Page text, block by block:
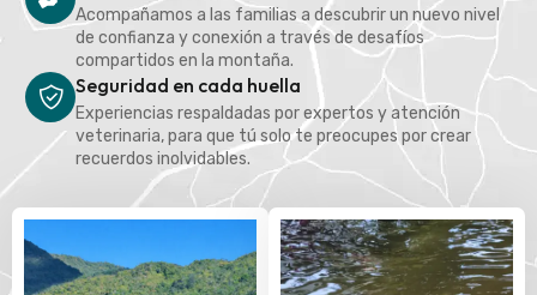
Acompañamos a las familias a descubrir un nuevo nivel
de confianza y conexión a través de desafíos
compartidos en la montaña.
Seguridad en cada huella
Experiencias respaldadas por expertos y atención
veterinaria, para que tú solo te preocupes por crear
recuerdos inolvidables.